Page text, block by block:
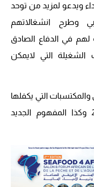
ويدعو لمزيد من توحد
وطرح انشغالاتهم
في الدفاع الصادق
التي لايمكن
التي يكفلها
القانون ومقتضيات الدستور 2011 وكذا المفهوم الجديد